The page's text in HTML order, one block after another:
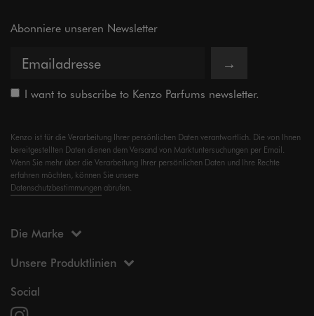
Abonniere unseren Newsletter
→
I want to subscribe to Kenzo Parfums newsletter.
Kenzo ist für die Verarbeitung Ihrer persönlichen Daten verantwortlich. Die von Ihnen
bereitgestellten Daten dienen dem Versand von Marktuntersuchungen per Email.
Wenn Sie mehr über die Verarbeitung Ihrer persönlichen Daten und Ihre Rechte
erfahren möchten, können Sie unsere
Datenschutzbestimmungen abrufen.
Die Marke
Unsere Produktlinien
Social